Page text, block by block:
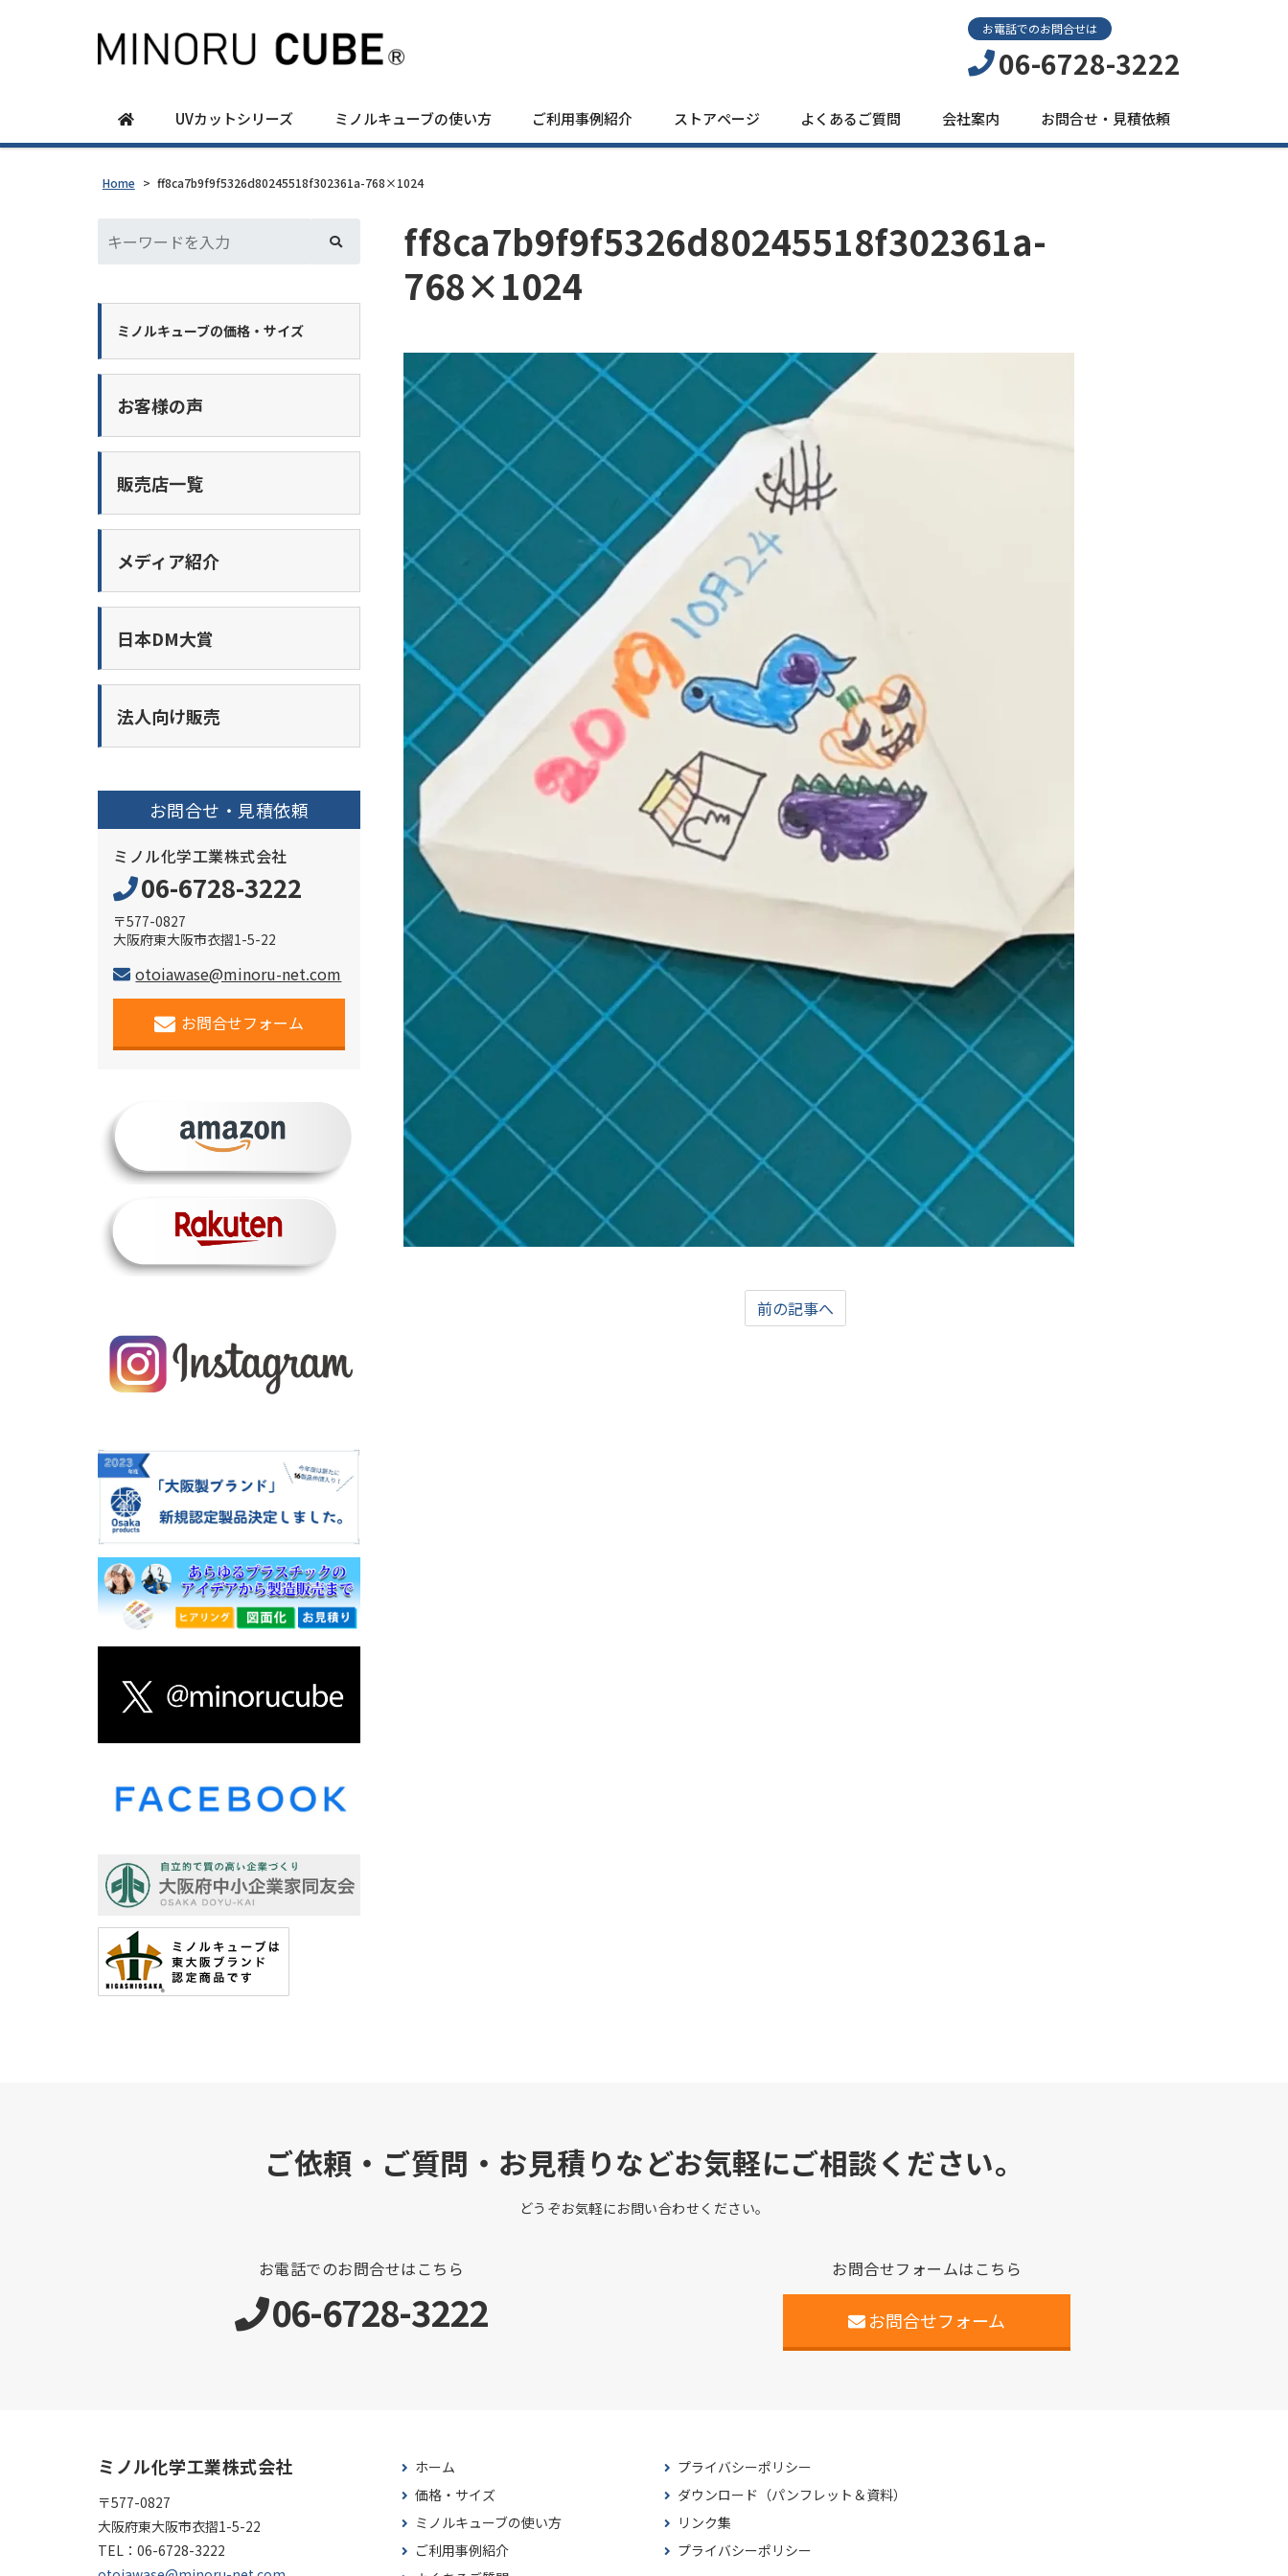
お電話でのお問合せは
06-6728-3222
UVカットシリーズ ミノルキューブの使い方 ご利用事例紹介 ストアページ よくあるご質問 会社案内 お問合せ・見積依頼
Home > ff8ca7b9f9f5326d80245518f302361a-768×1024
ff8ca7b9f9f5326d80245518f302361a-
768×1024
前の記事へ
ミノルキューブの価格・サイズ
お客様の声
販売店一覧
メディア紹介
日本DM大賞
法人向け販売
お問合せ・見積依頼
ミノル化学工業株式会社
06-6728-3222
〒577-0827
大阪府東大阪市衣摺1-5-22
otoiawase@minoru-net.com
お問合せフォーム
ご依頼・ご質問・お見積りなどお気軽にご相談ください。
どうぞお気軽にお問い合わせください。
お電話でのお問合せはこちら
06-6728-3222
お問合せフォームはこちら
お問合せフォーム
ミノル化学工業株式会社
〒577-0827
大阪府東大阪市衣摺1-5-22
TEL： 06-6728-3222
ホーム
価格・サイズ
ミノルキューブの使い方
ご利用事例紹介
プライバシーポリシー
ダウンロード（パンフレット＆資料）
リンク集
プライバシーポリシー